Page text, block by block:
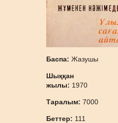
Баспа:Жазушы
Шыққан
жылы: 1970
Таралым:7000
Беттер: 111